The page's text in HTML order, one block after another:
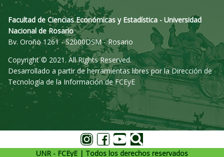
Facultad de Ciencias Económicas y Estadística - Universidad
Nacional de Rosario
Bv. Oroño 1261 - S2000DSM - Rosario
Copyright © 2021. All Rights Reserved.
Desarrollado a partir de herramientas libres por la Dirección de
Tecnología de la Información de FCEyE
UNR - FCEyE | Todos los derechos reservados